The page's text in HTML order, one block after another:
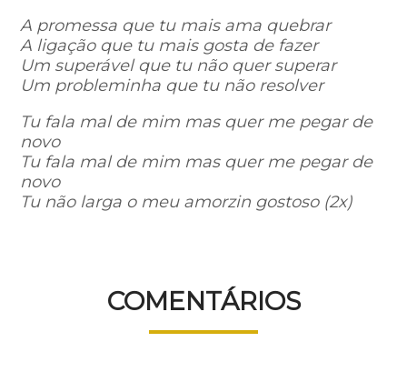
A promessa que tu mais ama quebrar
A ligação que tu mais gosta de fazer
Um superável que tu não quer superar
Um probleminha que tu não resolver
Tu fala mal de mim mas quer me pegar de
novo
Tu fala mal de mim mas quer me pegar de
novo
Tu não larga o meu amorzin gostoso (2x)
COMENTÁRIOS